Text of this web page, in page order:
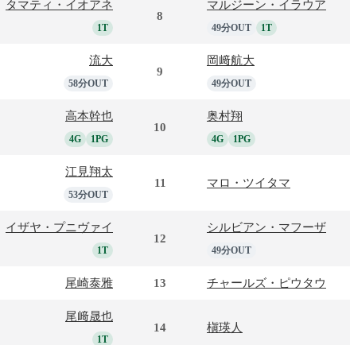
タマティ・イオアネ
1T
8
マルジーン・イラウア
49分OUT 1T
流大
58分OUT
9
岡﨑航大
49分OUT
高本幹也
4G 1PG
10
奥村翔
4G 1PG
江見翔太
53分OUT
11 マロ・ツイタマ
イザヤ・プニヴァイ
1T
12
シルビアン・マフーザ
49分OUT
尾崎泰雅 13 チャールズ・ピウタウ
尾﨑晟也
1T
14 槇瑛人